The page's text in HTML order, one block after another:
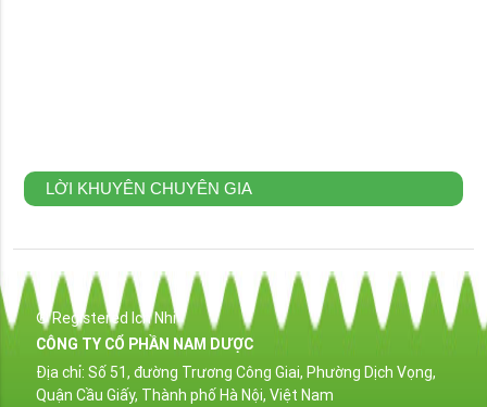
LỜI KHUYÊN CHUYÊN GIA
® Registered Ich Nhi
CÔNG TY CỔ PHẦN NAM DƯỢC
Địa chỉ: Số 51, đường Trương Công Giai, Phường Dịch Vọng,
Quận Cầu Giấy, Thành phố Hà Nội, Việt Nam